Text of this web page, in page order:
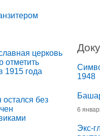
церковь
отметить
1915 года
остался без
1948
6
Экс-